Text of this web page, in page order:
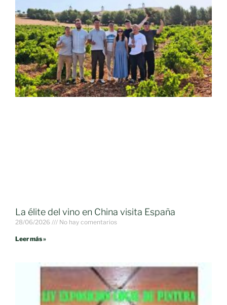
La élite del vino en China visita España
28/06/2026 No hay comentarios
Leer más »